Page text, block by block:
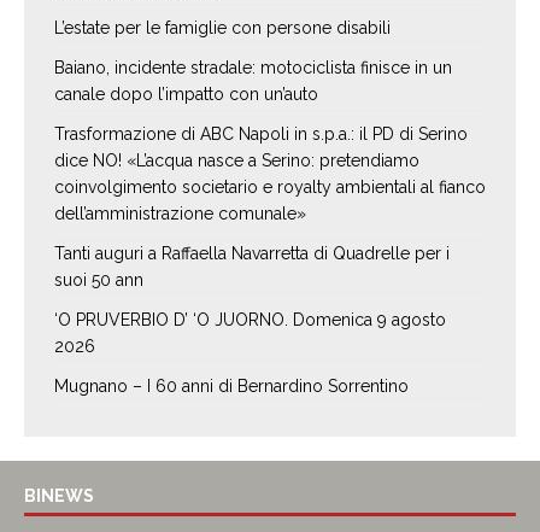
L’estate per le famiglie con persone disabili
Baiano, incidente stradale: motociclista finisce in un
canale dopo l’impatto con un’auto
Trasformazione di ABC Napoli in s.p.a.: il PD di Serino
dice NO! «L’acqua nasce a Serino: pretendiamo
coinvolgimento societario e royalty ambientali al fianco
dell’amministrazione comunale»
Tanti auguri a Raffaella Navarretta di Quadrelle per i
suoi 50 ann
‘O PRUVERBIO D’ ‘O JUORNO. Domenica 9 agosto
2026
Mugnano – I 60 anni di Bernardino Sorrentino
BINEWS